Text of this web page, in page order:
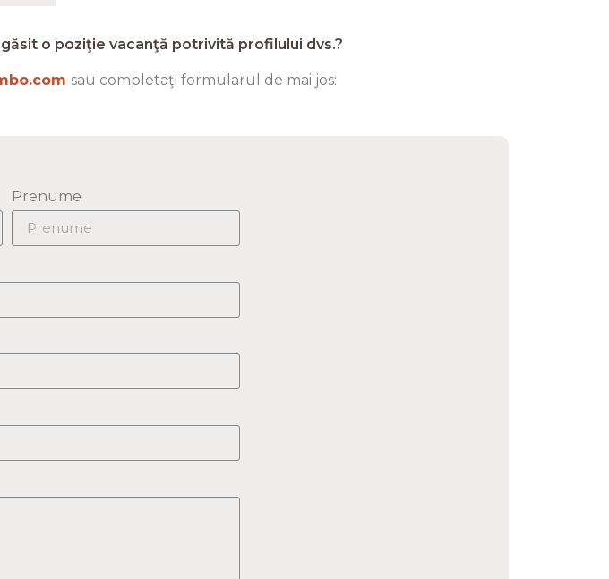
o poziţie vacanţă potrivită profilului dvs.?
sau completaţi formularul de mai jos:
Prenume